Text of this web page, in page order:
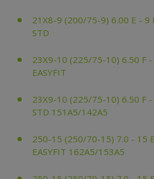
21X8-9 (200/75-9) 6.00 E - 9
STD
23X9-10 (225/75-10) 6.50 F -
EASYFIT
23X9-10 (225/75-10) 6.50 F -
STD 151A5/142A5
250-15 (250/70-15) 7.0 - 15
EASYFIT 162A5/153A5